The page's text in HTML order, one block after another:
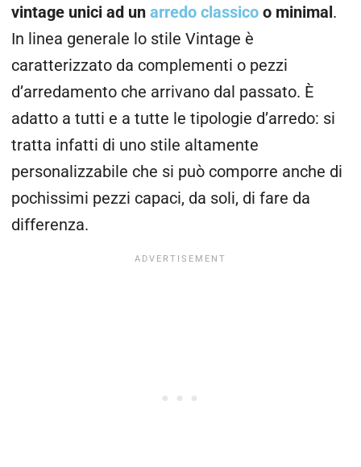
vintage unici ad un arredo classico o minimal .
In linea generale lo stile Vintage è
caratterizzato da complementi o pezzi
d’arredamento che arrivano dal passato. È
adatto a tutti e a tutte le tipologie d’arredo: si
tratta infatti di uno stile altamente
personalizzabile che si può comporre anche di
pochissimi pezzi capaci, da soli, di fare da
differenza.